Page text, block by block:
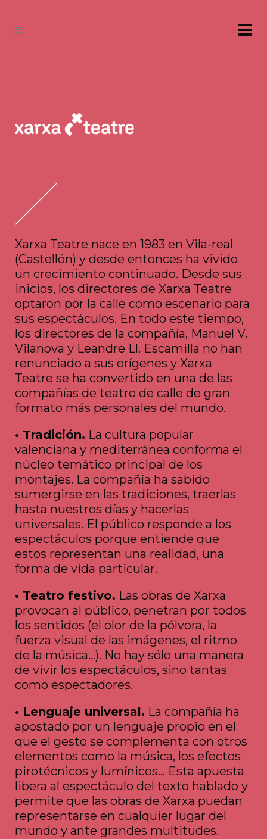
Xarxa Teatre nace en 1983 en Vila-real
(Castellón) y desde entonces ha vivido
un crecimiento continuado. Desde sus
inicios, los directores de Xarxa Teatre
optaron por la calle como escenario para
sus espectáculos. En todo este tiempo,
los directores de la compañía, Manuel V.
Vilanova y Leandre Ll. Escamilla no han
renunciado a sus orígenes y Xarxa
Teatre se ha convertido en una de las
compañías de teatro de calle de gran
formato más personales del mundo.
• Tradición. La cultura popular
valenciana y mediterránea conforma el
núcleo temático principal de los
montajes. La compañía ha sabido
sumergirse en las tradiciones, traerlas
hasta nuestros días y hacerlas
universales. El público responde a los
espectáculos porque entiende que
estos representan una realidad, una
forma de vida particular.
• Teatro festivo. Las obras de Xarxa
provocan al público, penetran por todos
los sentidos (el olor de la pólvora, la
fuerza visual de las imágenes, el ritmo
de la música…). No hay sólo una manera
de vivir los espectáculos, sino tantas
como espectadores.
• Lenguaje universal. La compañía ha
apostado por un lenguaje propio en el
que el gesto se complementa con otros
elementos como la música, los efectos
pirotécnicos y lumínicos… Esta apuesta
libera al espectáculo del texto hablado y
permite que las obras de Xarxa puedan
representarse en cualquier lugar del
mundo y ante grandes multitudes.